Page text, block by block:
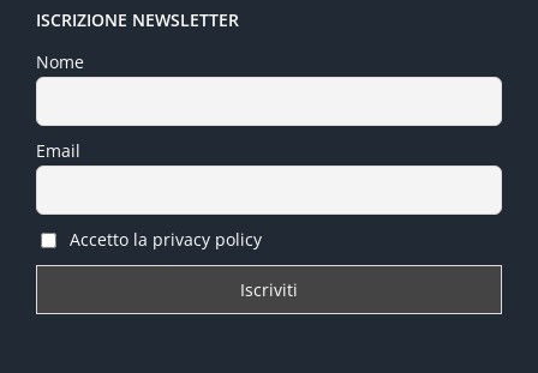
ISCRIZIONE NEWSLETTER
Nome
Email
Accetto la privacy policy